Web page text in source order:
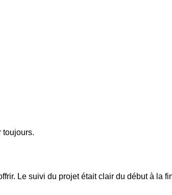
toujours.
Le suivi du projet était clair du début à la